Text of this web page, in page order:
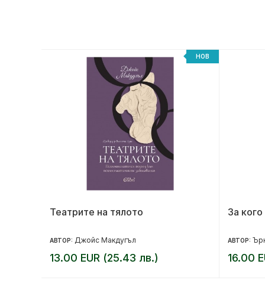
НОВ
Театрите на тялото
АВТОР: Джойс Макдугъл
13.00 EUR (25.43 лв.)
За
АВТОР:
16.00